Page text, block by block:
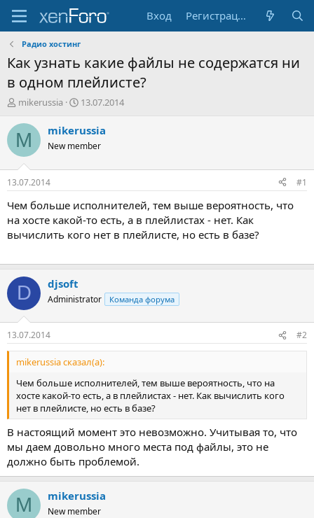
Вход Регистрация
Радио хостинг
Как узнать какие файлы не содержатся ни
в одном плейлисте?
А
т
о
т
е
м
ы
mikerussia
Д
т
н
а
л
а
13.07.2014
M mikerussia
New member
13.07.2014 #1
Чем больше исполнителей, тем выше вероятность, что
на хосте какой-то есть, а в плейлистах - нет. Как
вычислить кого нет в плейлисте, но есть в базе?
D djsoft
Administrator Команда форума
13.07.2014 #2
mikerussia сказал(а):
Чем больше исполнителей, тем выше вероятность, что на
хосте какой-то есть, а в плейлистах - нет. Как вычислить кого
нет в плейлисте, но есть в базе?
В настоящий момент это невозможно. Учитывая то, что
мы даем довольно много места под файлы, это не
должно быть проблемой.
M mikerussia
New member